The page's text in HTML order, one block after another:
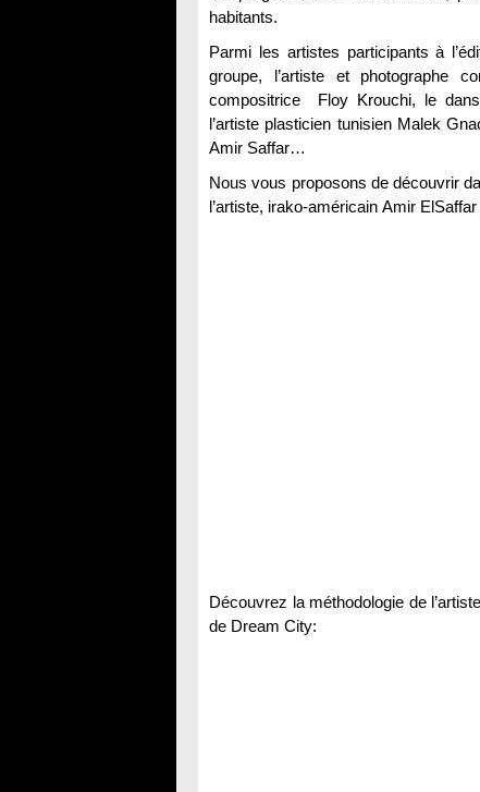
habitants.
Parmi les artistes participants à
groupe, l’artiste et photographe
compositrice Floy Krouchi, le
l’artiste plasticien tunisien Malek
Amir Saffar…
Nous vous proposons de découvrir
l’artiste, irako-américain Amir
Découvrez la méthodologie de
de Dream City: